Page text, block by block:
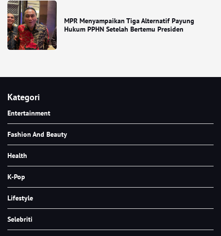
MPR Menyampaikan Tiga Alternatif Payung
Hukum PPHN Setelah Bertemu Presiden
Kategori
Entertainment
Fashion And Beauty
Health
K-Pop
Lifestyle
Selebriti